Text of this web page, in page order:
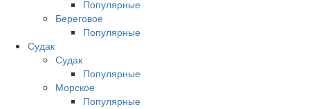
Популярные
Береговое
Популярные
Судак
Судак
Популярные
Морское
Популярные